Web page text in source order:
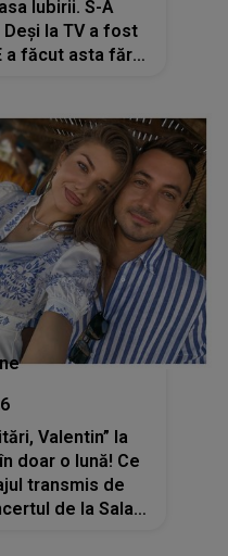
Iubirii. S-A
Deși la TV a fost
a făcut asta fără
Valentin” la
doar o lună! Ce
transmis de
de la Sala